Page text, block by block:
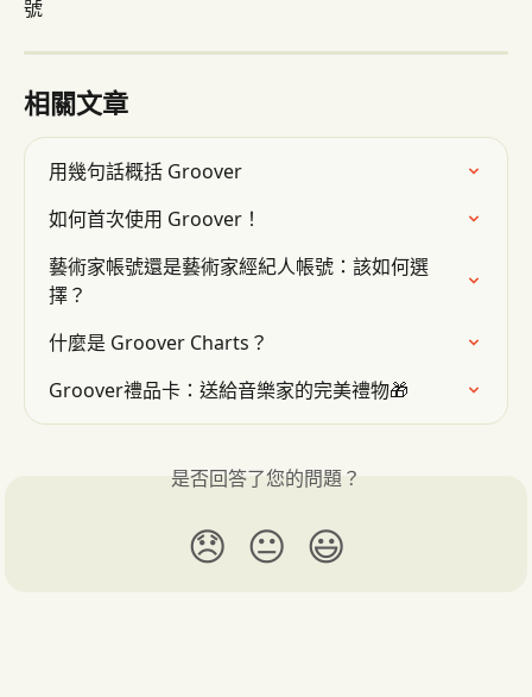
號
相關文章
用幾句話概括 Groover
如何首次使用 Groover！
藝術家帳號還是藝術家經紀人帳號：該如何選
擇？
什麼是 Groover Charts？
Groover禮品卡：送給音樂家的完美禮物🎁
是否回答了您的問題？
😞 😐 😃